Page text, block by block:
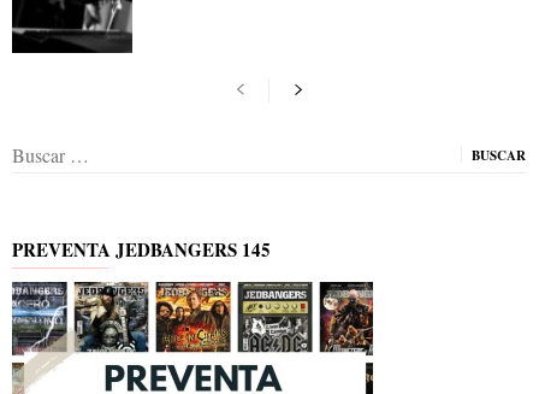
Buscar:
PREVENTA JEDBANGERS 145